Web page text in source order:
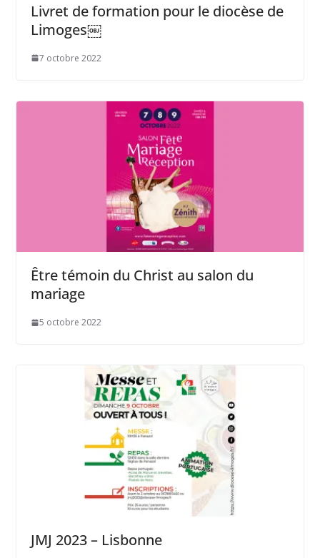
Livret de formation pour le diocèse de
Limoges￼
7 octobre 2022
Être témoin du Christ au salon du
mariage
5 octobre 2022
JMJ 2023 – Lisbonne